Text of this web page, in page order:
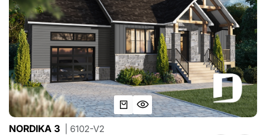
NORDIKA 3 | 6102-V2